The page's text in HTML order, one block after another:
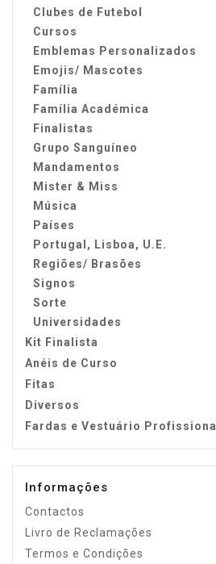
Clubes de Futebol
Cursos
Emblemas Personalizados
Emojis/ Mascotes
Família
Família Académica
Finalistas
Grupo Sanguíneo
Mandamentos
Mister & Miss
Música
Países
Portugal, Lisboa, U.E.
Regiões/ Brasões
Signos
Sorte
Universidades
Kit Finalista
Anéis de Curso
Fitas
Diversos
Fardas e Vestuário Profissional
Informações
Contactos
Livro de Reclamações
Termos e Condições